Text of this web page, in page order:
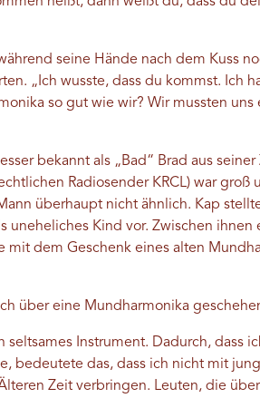
seine Hände nach dem Kuss
„Ich wusste, dass du kommst. Ich
so gut wie wir? Wir mussten uns
bekannt als „Bad“ Brad aus seiner
Radiosender KRCL) war groß
überhaupt nicht ähnlich. Kap
uneheliches Kind vor. Zwischen ihnen
mit dem Geschenk eines alten
über eine Mundharmonika
seltsames Instrument. Dadurch, dass
bedeutete das, dass ich nicht mit
Zeit verbringen. Leuten, die